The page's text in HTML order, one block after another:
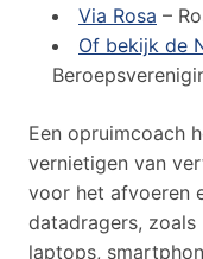
Via Rosa –
Of bekijk de
Een opruimcoach
vernietigen van
voor het afvoeren
datadragers, zoals
laptops,